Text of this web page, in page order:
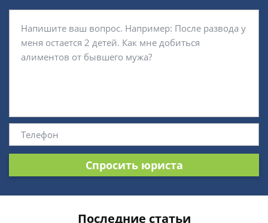
Спросить юриста
Последние статьи